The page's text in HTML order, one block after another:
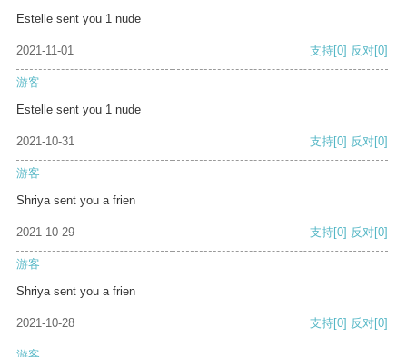
Estelle sent you 1 nude
2021-11-01 支持[0] 反对[0]
游客
Estelle sent you 1 nude
2021-10-31 支持[0] 反对[0]
游客
Shriya sent you a frien
2021-10-29 支持[0] 反对[0]
游客
Shriya sent you a frien
2021-10-28 支持[0] 反对[0]